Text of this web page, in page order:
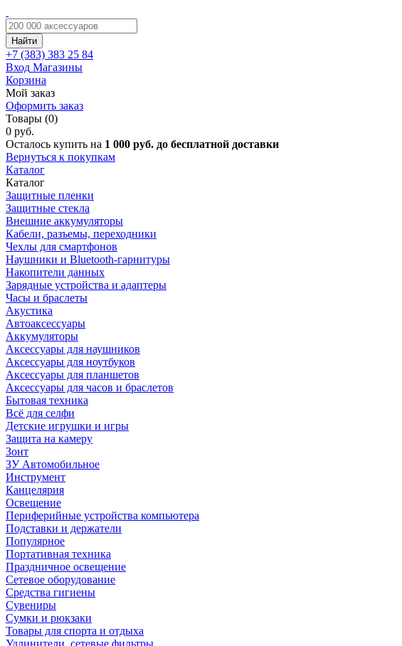
Найти
+7 (383) 383 25 84
Вход Магазины
Корзина
Мой заказ
Оформить заказ
Товары (0)
0 руб.
Осталось купить на 1 000 руб. до бесплатной доставки
Вернуться к покупкам
Каталог
Каталог
Защитные пленки
Защитные стекла
Внешние аккумуляторы
Кабели, разъемы, переходники
Чехлы для смартфонов
Наушники и Bluetooth-гарнитуры
Накопители данных
Зарядные устройства и адаптеры
Часы и браслеты
Акустика
Автоаксессуары
Аккумуляторы
Аксессуары для наушников
Аксессуары для ноутбуков
Аксессуары для планшетов
Аксессуары для часов и браслетов
Бытовая техника
Всё для селфи
Детские игрушки и игры
Защита на камеру
Зонт
ЗУ Автомобильное
Инструмент
Канцелярия
Освещение
Периферийные устройства компьютера
Подставки и держатели
Популярное
Портативная техника
Праздничное освещение
Сетевое оборудование
Средства гигиены
Сувениры
Сумки и рюкзаки
Товары для спорта и отдыха
Удлинители, сетевые фильтры